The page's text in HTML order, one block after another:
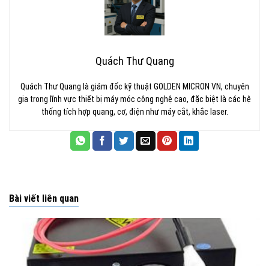
Quách Thư Quang
Quách Thư Quang là giám đốc kỹ thuật GOLDEN MICRON VN, chuyên
gia trong lĩnh vực thiết bị máy móc công nghệ cao, đặc biệt là các hệ
thống tích hợp quang, cơ, điện như máy cắt, khắc laser.
Bài viết liên quan